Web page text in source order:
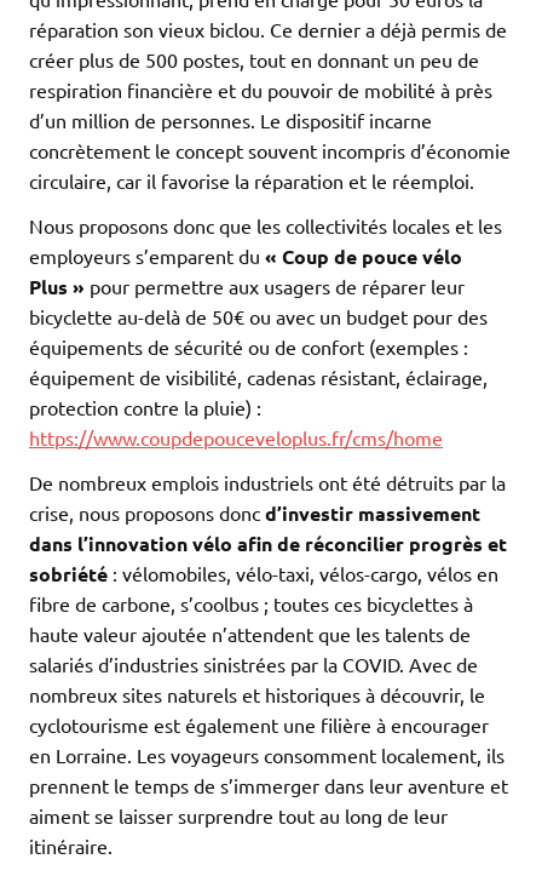
réparation son vieux biclou. Ce dernier a déjà permis de
créer plus de 500 postes, tout en donnant un peu de
respiration financière et du pouvoir de mobilité à près
d’un million de personnes. Le dispositif incarne
concrètement le concept souvent incompris d’économie
circulaire, car il favorise la réparation et le réemploi.
Nous proposons donc que les collectivités locales et les
employeurs s’emparent du « Coup de pouce vélo
Plus » pour permettre aux usagers de réparer leur
bicyclette au-delà de 50€ ou avec un budget pour des
équipements de sécurité ou de confort (exemples :
équipement de visibilité, cadenas résistant, éclairage,
protection contre la pluie) :
https://www.coupdepouceveloplus.fr/cms/home
De nombreux emplois industriels ont été détruits par la
crise, nous proposons donc d’investir massivement
dans l’innovation vélo afin de réconcilier progrès et
sobriété : vélomobiles, vélo-taxi, vélos-cargo, vélos en
fibre de carbone, s’coolbus ; toutes ces bicyclettes à
haute valeur ajoutée n’attendent que les talents de
salariés d’industries sinistrées par la COVID. Avec de
nombreux sites naturels et historiques à découvrir, le
cyclotourisme est également une filière à encourager
en Lorraine. Les voyageurs consomment localement, ils
prennent le temps de s’immerger dans leur aventure et
aiment se laisser surprendre tout au long de leur
itinéraire.